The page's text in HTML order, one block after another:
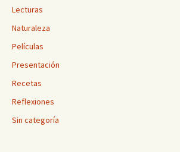
Lecturas
Naturaleza
Películas
Presentación
Recetas
Reflexiones
Sin categoría